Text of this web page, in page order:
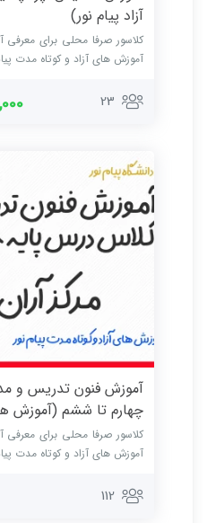
آزاد پیام نور)
کلاسور صرفا محلی برای معرفی
آموزش های آزاد و کوتاه مدت
23
آموزش فنون تدریس و
چهارم تا ششم (آموزش
کلاسور صرفا محلی برای معرفی
آموزش های آزاد و کوتاه مدت
112